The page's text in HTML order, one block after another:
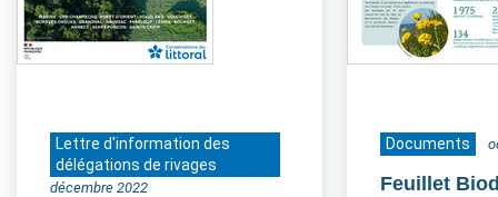
Lettre d'information des
délégations de rivages
décembre 2022
Documents
Feuillet